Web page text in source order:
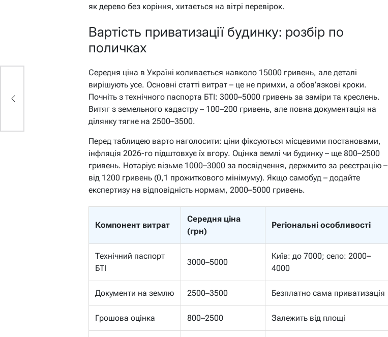
як дерево без коріння, хитається на вітрі перевірок.
Вартість приватизації будинку: розбір по
поличках
Середня ціна в Україні коливається навколо 15000 гривень, але деталі
вирішують усе. Основні статті витрат – це не примхи, а обов’язкові кроки.
Почніть з технічного паспорта БТІ: 3000–5000 гривень за заміри та креслень.
Витяг з земельного кадастру – 100–200 гривень, але повна документація на
ділянку тягне на 2500–3500.
Перед таблицею варто наголосити: ціни фіксуються місцевими постановами,
інфляція 2026-го підштовхує їх вгору. Оцінка землі чи будинку – ще 800–2500
гривень. Нотаріус візьме 1000–3000 за посвідчення, держмито за реєстрацію –
від 1200 гривень (0,1 прожиткового мінімуму). Якщо самобуд – додайте
експертизу на відповідність нормам, 2000–5000 гривень.
Компонент витрат
Середня ціна
(грн)
Регіональні особливості
Технічний паспорт
БТІ
3000–5000
Київ: до 7000; село: 2000–
4000
Документи на землю 2500–3500 Безплатно сама приватизація
Грошова оцінка 800–2500 Залежить від площі